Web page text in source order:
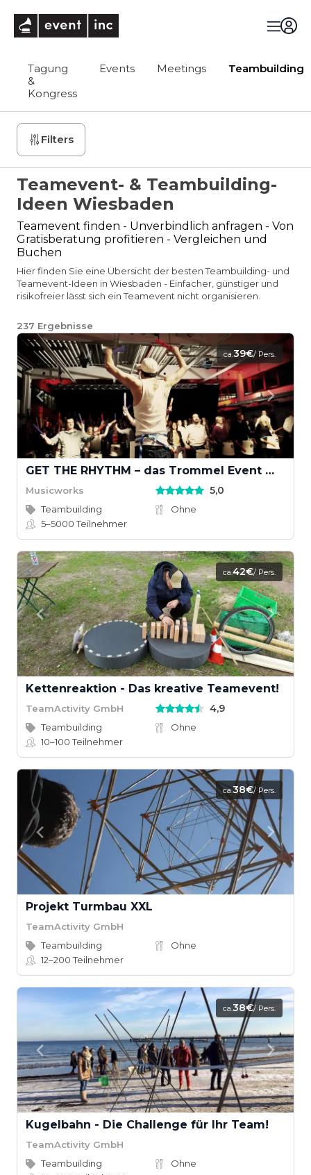
Tagung
&
Kongress
Events Meetings Teambuilding
Filters
Teamevent- & Teambuilding-
Ideen Wiesbaden
Teamevent finden - Unverbindlich anfragen - Von
Gratisberatung profitieren - Vergleichen und
Buchen
Hier finden Sie eine Übersicht der besten Teambuilding- und
Teamevent-Ideen in Wiesbaden - Einfacher, günstiger und
risikofreier lässt sich ein Teamevent nicht organisieren.
237 Ergebnisse
ca.39€/ Pers.
GET THE RHYTHM – das Trommel Event mit Groove
Musicworks 5,0
Teambuilding
Ohne
5–5000Teilnehmer
ca.42€/ Pers.
Kettenreaktion - Das kreative Teamevent!
TeamActivity GmbH 4,9
Teambuilding
Ohne
10–100Teilnehmer
ca.38€/ Pers.
Projekt Turmbau XXL
TeamActivity GmbH
Teambuilding
Ohne
12–200Teilnehmer
ca.38€/ Pers.
Kugelbahn - Die Challenge für Ihr Team!
TeamActivity GmbH
Teambuilding
Ohne